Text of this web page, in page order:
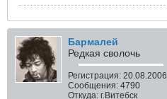
Бармалей
Редкая сволочь
Регистрация: 20.08.2006
Сообщения: 4790
Откуда: г.Витебск